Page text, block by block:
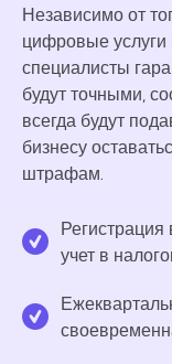
Независимо от
цифровые
специалисты
будут точными,
всегда будут
бизнесу
штрафам.
Регистрация
учет в